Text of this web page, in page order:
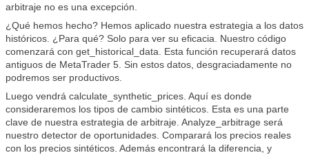
arbitraje no es una excepción.
¿Qué hemos hecho? Hemos aplicado nuestra estrategia a los datos
históricos. ¿Para qué? Solo para ver su eficacia. Nuestro código
comenzará con get_historical_data. Esta función recuperará datos
antiguos de MetaTrader 5. Sin estos datos, desgraciadamente no
podremos ser productivos.
Luego vendrá calculate_synthetic_prices. Aquí es donde
consideraremos los tipos de cambio sintéticos. Esta es una parte
clave de nuestra estrategia de arbitraje. Analyze_arbitrage será
nuestro detector de oportunidades. Comparará los precios reales
con los precios sintéticos. Además encontrará la diferencia, y